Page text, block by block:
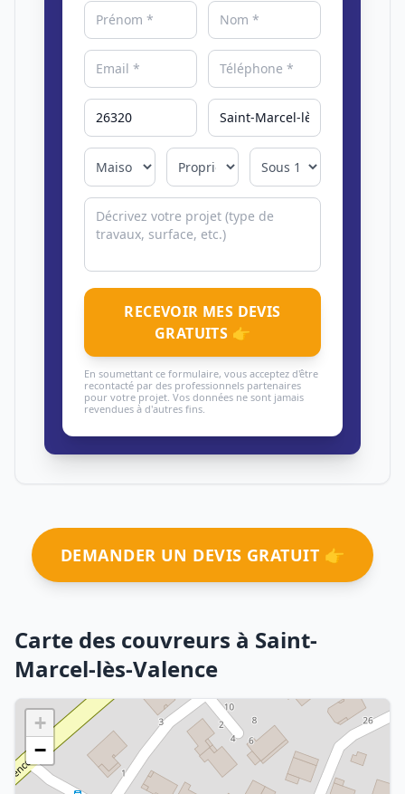
RECEVOIR MES DEVIS
GRATUITS 👉
En soumettant ce formulaire, vous acceptez d'être
recontacté par des professionnels partenaires
pour votre projet. Vos données ne sont jamais
revendues à d'autres fins.
DEMANDER UN DEVIS GRATUIT 👉
Carte des couvreurs à Saint-
Marcel-lès-Valence
+
−